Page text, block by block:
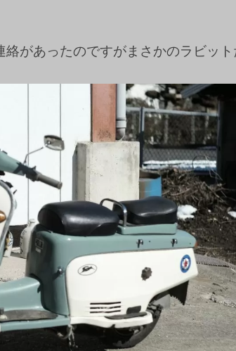
があったのですがまさかのラビット